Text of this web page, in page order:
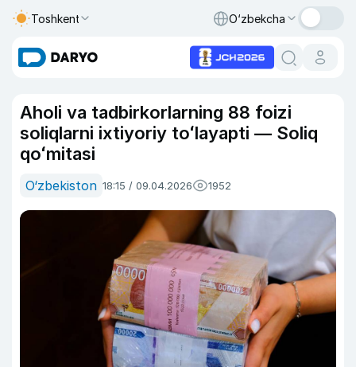
Toshkent O‘zbekcha
Aholi va tadbirkorlarning 88 foizi
soliqlarni ixtiyoriy toʻlayapti — Soliq
qoʻmitasi
O‘zbekiston 18:15 / 09.04.2026 1952